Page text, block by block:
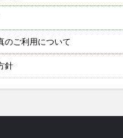
のご利用について
針